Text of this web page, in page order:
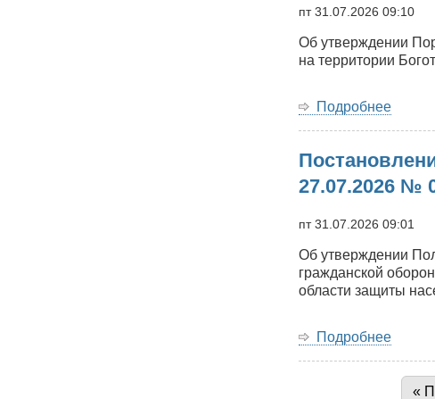
№
0585-
пт 31.07.2026 09:10
Об утверждении
на территории
Подробнее
округа
№
0584-
п
27.07.2026 №
пт 31.07.2026 09:01
Об утверждении
гражданской
области защиты
Подробнее
«